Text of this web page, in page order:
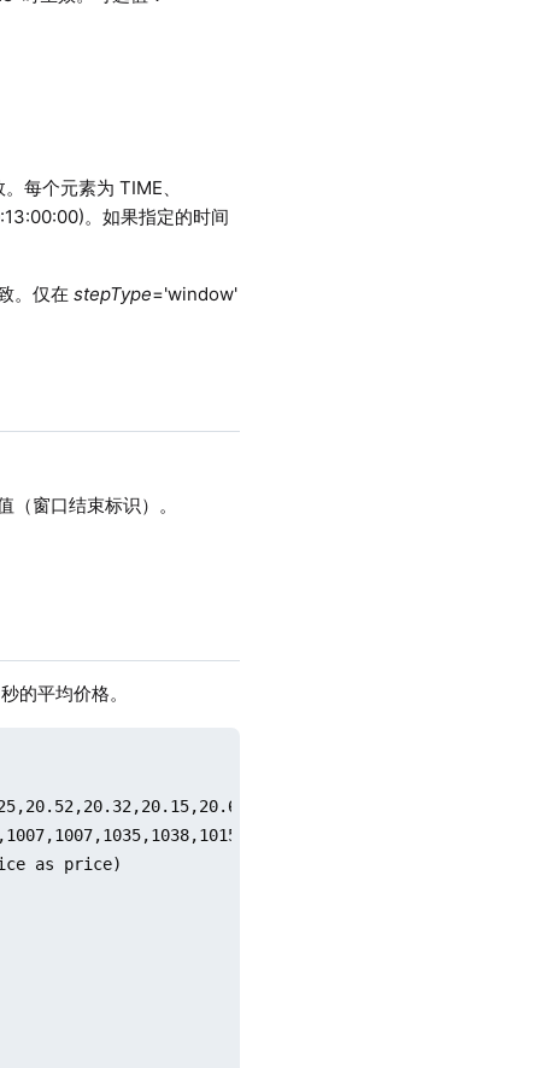
每个元素为 TIME、
。如果指定的时间
。仅在stepType='window'
窗口结束标识）。
的平均价格。
as price)